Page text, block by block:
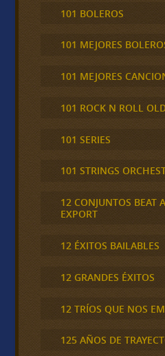
101 BOLEROS
101 MEJORES
101 MEJORES
101 ROCK N ROLL
101 SERIES
101 STRINGS
12 CONJUNTOS BEAT
EXPORT
12 ÉXITOS BAILABLES
12 GRANDES ÉXITOS
12 TRÍOS QUE NOS
125 AÑOS DE